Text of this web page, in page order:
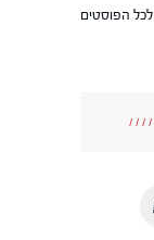
לכל הפוסטים